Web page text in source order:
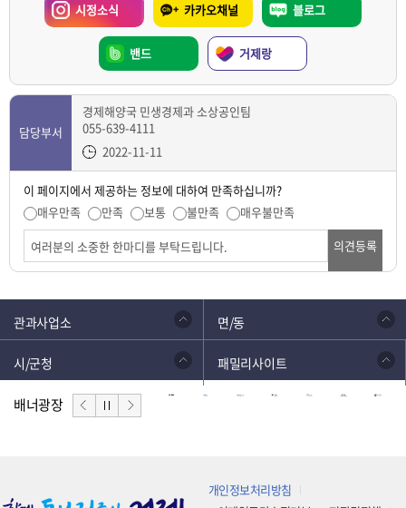
시정소식 카카오채널 블로그
밴드 거제랑
담당부서
경제해양국 민생경제과 소상공인팀
055-639-4111
2022-11-11
이 페이지에서 제공하는 정보에 대하여 만족하십니까?
매우만족
만족 보통 불만족
매우불만족
의견등록
관과사업소 면/동
시/군청 패밀리사이트
배너광장
개인정보처리방침